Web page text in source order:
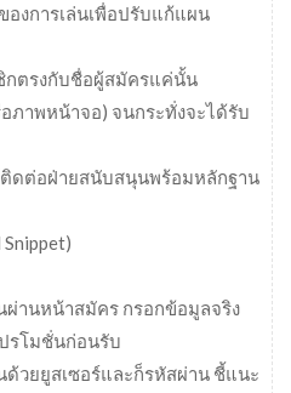
งการเล่นเพื่อปรับแก้แผน
ตรงกับชื่อผู้สมัครแค่นั้น
ภาพหน้าจอ) จนกระทั่งจะได้รับ
ดต่อฝ่ายสนับสนุนพร้อมหลักฐาน
ผ่านหน้าสมัคร กรอกข้อมูลจริง
รโมชั่นก่อนรับ
ด้วยยูสเซอร์และก็รหัสผ่าน ชี้แนะ